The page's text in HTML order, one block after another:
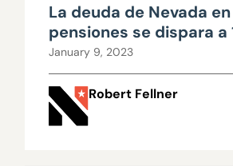
La deuda de Nevada en
pensiones se dispara a
millones de dólares, los
profesores pagan los
costos de jubilación del
January 9, 2023
Robert Fellner